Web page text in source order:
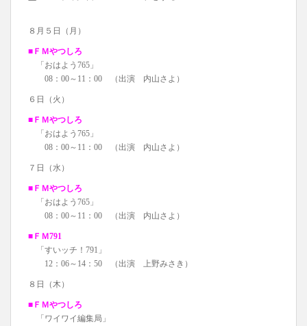
８月５日（月）
■ＦＭやつしろ
「おはよう765」
08：00～11：00 （出演 内山さよ）
６日（火）
■ＦＭやつしろ
「おはよう765」
08：00～11：00 （出演 内山さよ）
７日（水）
■ＦＭやつしろ
「おはよう765」
08：00～11：00 （出演 内山さよ）
■ＦＭ791
「すいッチ！791」
12：06～14：50 （出演 上野みさき）
８日（木）
■ＦＭやつしろ
「ワイワイ編集局」